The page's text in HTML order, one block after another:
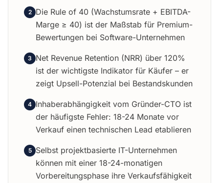
2
Die Rule of 40 (Wachstumsrate + EBITDA-
Marge ≥ 40) ist der Maßstab für Premium-
Bewertungen bei Software-Unternehmen
3
Net Revenue Retention (NRR) über 120%
ist der wichtigste Indikator für Käufer – er
zeigt Upsell-Potenzial bei Bestandskunden
4 Inhaberabhängigkeit vom Gründer-CTO ist
der häufigste Fehler: 18-24 Monate vor
Verkauf einen technischen Lead etablieren
5
Selbst projektbasierte IT-Unternehmen
können mit einer 18-24-monatigen
Vorbereitungsphase ihre Verkaufsfähigkeit